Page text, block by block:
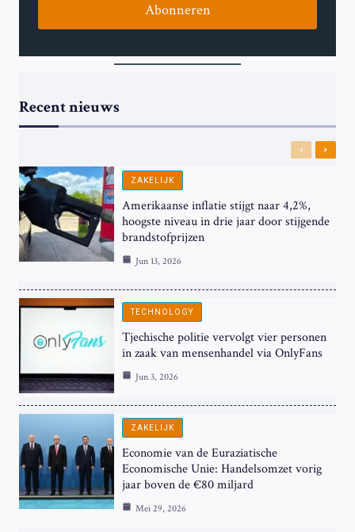
Abonneren
Recent nieuws
Previous
Next
ZAKELIJK
Amerikaanse inflatie stijgt naar 4,2%,
hoogste niveau in drie jaar door stijgende
brandstofprijzen
Jun 13, 2026
TECHNOLOGY
Tjechische politie vervolgt vier personen
in zaak van mensenhandel via OnlyFans
Jun 3, 2026
ZAKELIJK
Economie van de Euraziatische
Economische Unie: Handelsomzet vorig
jaar boven de €80 miljard
Mei 29, 2026